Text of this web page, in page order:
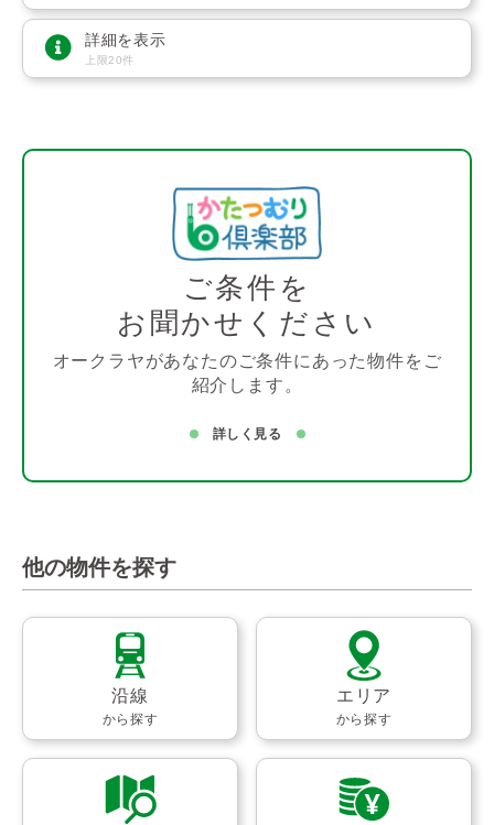
詳細を表示
上限20件
ご条件を
お聞かせください
オークラヤがあなたのご条件にあった物件をご
紹介します。
詳しく見る
他の物件を探す
沿線
から探す
エリア
から探す